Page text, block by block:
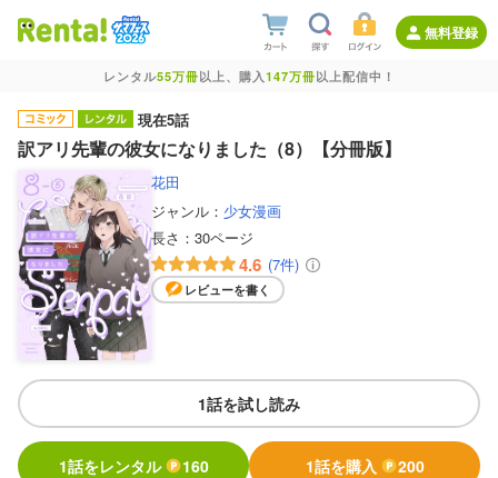
無料登録
レンタル55万冊以上、購入147万冊以上配信中！
現在5話
訳アリ先輩の彼女になりました（8）【分冊版】
花田
ジャンル： 少女漫画
長さ： 30ページ
4.6 (7件)
レビューを書く
1話を試し読み
1話をレンタル 160 1話を購入 200